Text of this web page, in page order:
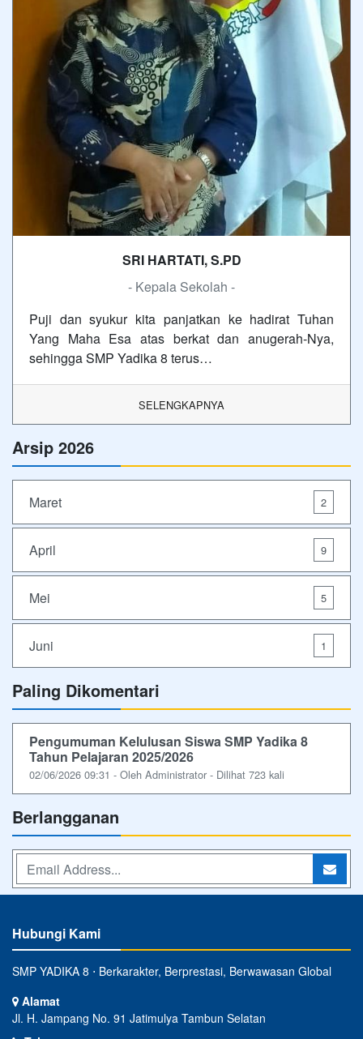
SRI HARTATI, S.PD
- Kepala Sekolah -
Puji dan syukur kita panjatkan ke hadirat Tuhan
Yang Maha Esa atas berkat dan anugerah-Nya,
sehingga SMP Yadika 8 terus…
SELENGKAPNYA
Arsip 2026
Maret 2
April 9
Mei 5
Juni 1
Paling Dikomentari
Pengumuman Kelulusan Siswa SMP Yadika 8
Tahun Pelajaran 2025/2026
02/06/2026 09:31 - Oleh Administrator - Dilihat 723 kali
Berlangganan
Hubungi Kami
SMP YADIKA 8 ⋅ Berkarakter, Berprestasi, Berwawasan Global
Alamat
Jl. H. Jampang No. 91 Jatimulya Tambun Selatan